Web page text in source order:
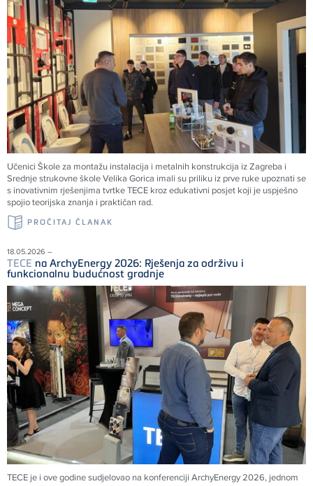
Učenici Škole za montažu instalacija i metalnih konstrukcija iz Zagreba i
Srednje strukovne škole Velika Gorica imali su priliku iz prve ruke upoznati se
s inovativnim rješenjima tvrtkeTECE kroz edukativni posjet koji je uspješno
spojio teorijska znanja i praktičan rad.
PROČITAJ ČLANAK
18.05.2026 –
TECE na ArchyEnergy 2026: Rješenja za održivu i
funkcionalnu budućnost gradnje
TECE je i ove godine sudjelovao na konferenciji ArchyEnergy 2026, jednom